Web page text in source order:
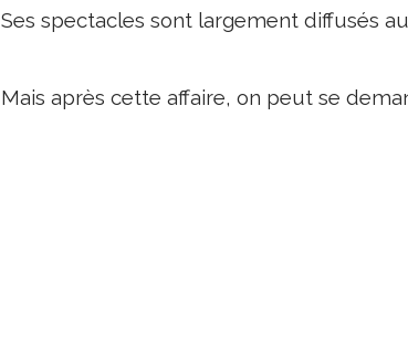
Ses spectacles sont largement diffusés
Mais après cette affaire, on peut se